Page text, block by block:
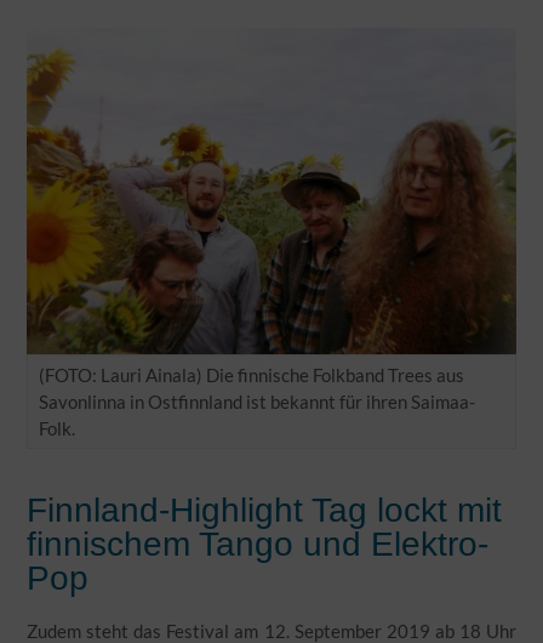
(FOTO: Lauri Ainala) Die finnische Folkband Trees aus
Savonlinna in Ostfinnland ist bekannt für ihren Saimaa-
Folk.
Finnland-Highlight Tag lockt mit
finnischem Tango und Elektro-
Pop
Zudem steht das Festival am 12. September 2019 ab 18 Uhr